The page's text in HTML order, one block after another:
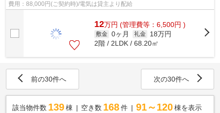
費用：88,000円(ご契約時)/電気は貸主より配給
12万円 (管理費等：6,500円 )
敷金 0ヶ月 礼金
18万円
2階 / 2LDK / 68.20㎡
前の30件へ 次の30件へ
該当物件数 139棟 空き数 168 件 91～120 棟を表示